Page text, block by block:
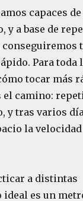
capaces
y a base de
conseguiremos
Para toda
tocar más
el camino:
y tras varios
la
a distintas
ideal es un